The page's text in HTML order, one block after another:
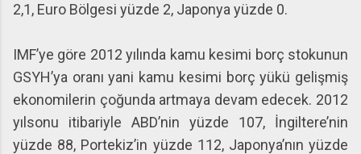
2,1, Euro Bölgesi yüzde 2, Japonya yüzde 0.
IMF’ye göre 2012 yılında kamu kesimi borç stokunun
GSYH’ya oranı yani kamu kesimi borç yükü gelişmiş
ekonomilerin çoğunda artmaya devam edecek. 2012
yılsonu itibariyle ABD’nin yüzde 107, İngiltere’nin
yüzde 88, Portekiz’in yüzde 112, Japonya’nın yüzde